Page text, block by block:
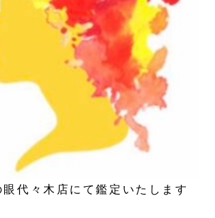
代々木店にて鑑定いたします